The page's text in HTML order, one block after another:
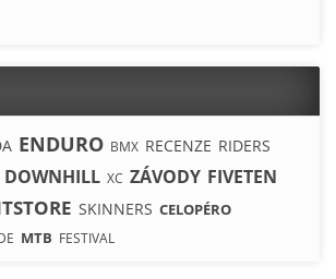
ENDURO BMX RECENZE RIDERS
DOWNHILL XC ZÁVODY FIVETEN
SKINNERS CELOPÉRO
MTB FESTIVAL